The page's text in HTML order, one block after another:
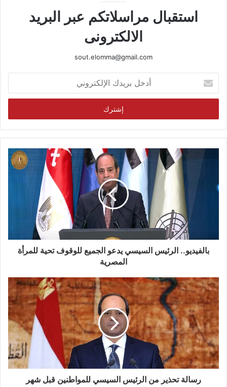
استقبال مراسلاتكم عبر البريد
الالكترونى
sout.elomma@gmail.com
بريدك
الإلكتروني
بالفيديو.. الرئيس السيسي يدعو الجميع للوقوف تحية للمرأة
المصرية
رسالة تحذير من الرئيس السيسي للمواطنين قبل شهر